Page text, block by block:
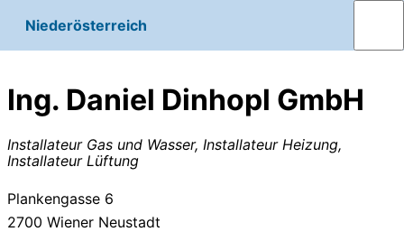
Niederösterreich
Ing. Daniel Dinhopl GmbH
Installateur Gas und Wasser, Installateur Heizung,
Installateur Lüftung
Plankengasse 6
2700 Wiener Neustadt